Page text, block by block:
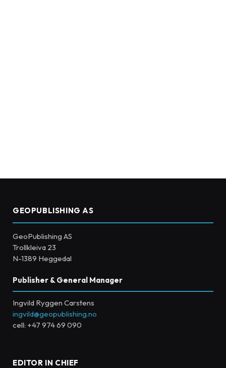
GEOPUBLISHING AS
GeoPublishing AS
Trollkleiva 23
N-1389 Heggedal
Publisher & General Manager
Ingvild Ryggen Carstens
ingvild@geopublishing.no
cell: +47 974 69 090
EDITOR IN CHIEF